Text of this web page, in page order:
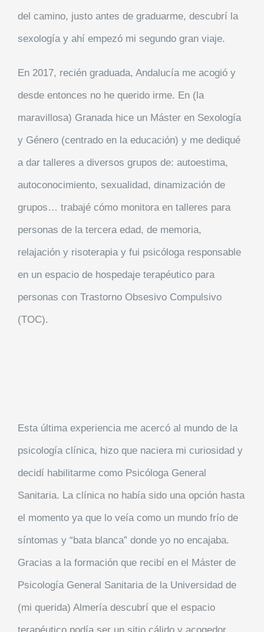
del camino, justo antes de graduarme, descubrí la
sexología y ahí empezó mi segundo gran viaje.
En 2017, recién graduada, Andalucía me acogió y
desde entonces no he querido irme. En (la
maravillosa) Granada hice un Máster en Sexología
y Género (centrado en la educación) y me dediqué
a dar talleres a diversos grupos de: autoestima,
autoconocimiento, sexualidad, dinamización de
grupos… trabajé cómo monitora en talleres para
personas de la tercera edad, de memoria,
relajación y risoterapia y fui psicóloga responsable
en un espacio de hospedaje terapéutico para
personas con Trastorno Obsesivo Compulsivo
(TOC).
Esta última experiencia me acercó al mundo de la
psicología clínica, hizo que naciera mi curiosidad y
decidí habilitarme como Psicóloga General
Sanitaria. La clínica no había sido una opción hasta
el momento ya que lo veía como un mundo frío de
síntomas y “bata blanca” donde yo no encajaba.
Gracias a la formación que recibí en el Máster de
Psicología General Sanitaria de la Universidad de
(mi querida) Almería descubrí que el espacio